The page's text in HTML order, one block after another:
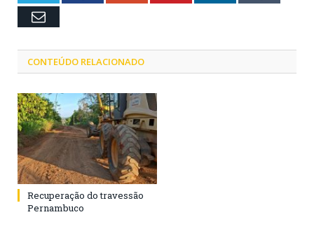
Email
CONTEÚDO RELACIONADO
Recuperação do travessão
Pernambuco